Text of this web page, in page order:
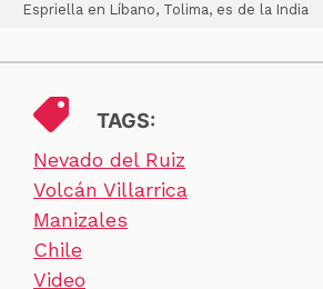
Espriella en Líbano, Tolima, es de la India
TAGS:
Nevado del Ruiz
Volcán Villarrica
Manizales
Chile
Video